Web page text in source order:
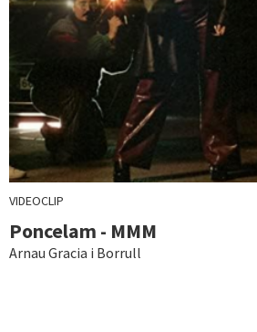
VIDEOCLIP
Poncelam - MMM
Arnau Gracia i Borrull